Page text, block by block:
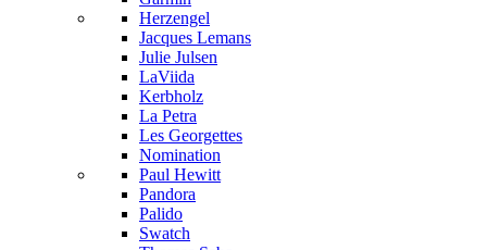
Herzengel
Jacques Lemans
Julie Julsen
LaViida
Kerbholz
La Petra
Les Georgettes
Nomination
Paul Hewitt
Pandora
Palido
Swatch